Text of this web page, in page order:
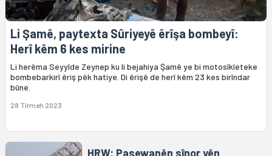
Li Şamê, paytexta Sûriyeyê êrîşa bombeyî:
Herî kêm 6 kes mirine
Li herêma Seyyîde Zeynep ku li bejahiya Şamê ye bi motosîkleteke
bombebarkirî êriş pêk hatiye. Di êrişê de herî kêm 23 kes birîndar
bûne.
28 Tîrmeh 2023
HRW: Pasewanên sînor yên